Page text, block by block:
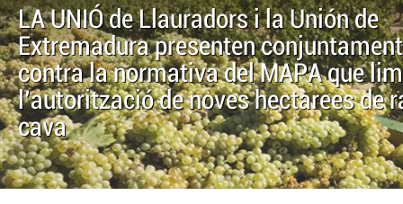
LA UNIÓ de Llauradors i la Unión de
Extremadura presenten
contra la normativa del MAPA que
l'autorització de noves hectàrees de
cava